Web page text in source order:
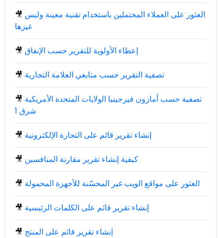
🎥 العثور على العملاء المحتملين باستخدام تقنية معينة وليس
غيرها
🎥 إعطاء الأولوية للتقرير حسب الإنفاق
🎥 تصفية التقرير حسب متابعي العلامة التجارية
🎥 تصفية حسب أمازون فيرجينيا الولايات المتحدة الأمريكية
شرق 1
🎥 إنشاء تقرير قائم على التجارة الإلكترونية
🎥 كيفية إنشاء تقرير مقارنة المنافسين
🎥 العثور على مواقع الويب غير المحسّنة للأجهزة المحمولة
🎥 إنشاء تقرير قائم على الكلمات الرئيسية
🎥 إنشاء تقرير قائم على المنتج